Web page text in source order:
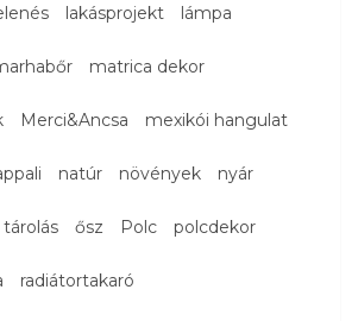
lakásprojekt lámpa
matrica dekor
Merci&Ancsa mexikói hangulat
natúr növények nyár
ősz Polc polcdekor
radiátortakaró